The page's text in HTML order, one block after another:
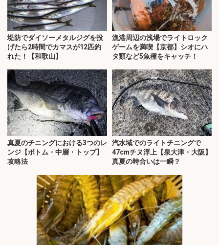
堤防でダイソーメタルジグを投
げたら2時間でカマスが12匹釣
れた！【和歌山】
漁港周辺の浅場でライトロック
ゲームを満喫【京都】シオにハ
タ類など5魚種をキャッチ！
真夏のチニングにおける3つのレ
ンジ【ボトム・中層・トップ】
攻略法
汽水域でのライトチニングで
47cmチヌ浮上【泉大津・大阪】
真夏の時合いは一瞬？